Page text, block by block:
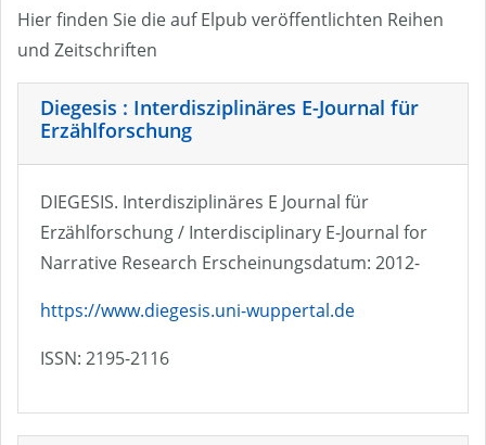
Hier finden Sie die auf Elpub veröffentlichten Reihen
und Zeitschriften
Diegesis : Interdisziplinäres E-Journal für
Erzählforschung
DIEGESIS. Interdisziplinäres E Journal für
Erzählforschung / Interdisciplinary E-Journal for
Narrative Research Erscheinungsdatum: 2012-
https://www.diegesis.uni-wuppertal.de
ISSN: 2195-2116